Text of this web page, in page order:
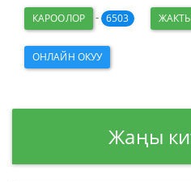
КАРООЛОР - 6503
ОНЛАЙН ОКУУ
Жаңы